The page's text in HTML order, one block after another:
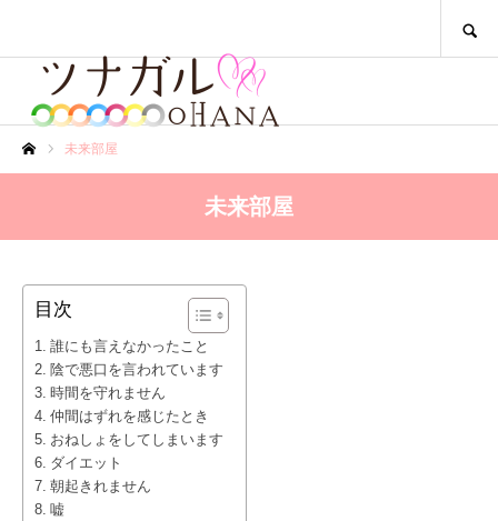
未来部屋
未来部屋
目次
誰にも言えなかったこと
陰で悪口を言われています
時間を守れません
仲間はずれを感じたとき
おねしょをしてしまいます
ダイエット
朝起きれません
嘘